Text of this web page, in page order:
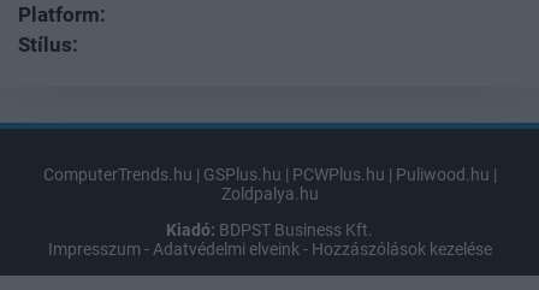
Platform:
Stílus:
ComputerTrends.hu | GSPlus.hu | PCWPlus.hu | Puliwood.hu |
Zoldpalya.hu
Kiadó: BDPST Business Kft.
Impresszum - Adatvédelmi elveink - Hozzászólások kezelése